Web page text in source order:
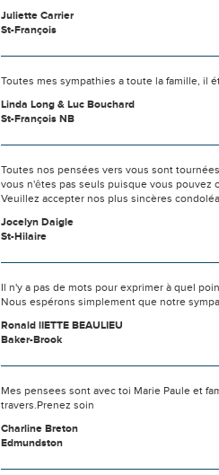
Juliette Carrier
St-François
Toutes mes sympathies a toute la famille, il
Linda Long & Luc Bouchard
St-François NB
Toutes nos pensées vers vous sont
vous n'êtes pas seuls puisque vous pouvez
Veuillez accepter nos plus sincères
Jocelyn Daigle
St-Hilaire
Il n'y a pas de mots pour exprimer à quel
Nous espérons simplement que notre
Ronald lIETTE BEAULIEU
Baker-Brook
Mes pensees sont avec toi Marie Paule et
travers.Prenez soin
Charline Breton
Edmundston